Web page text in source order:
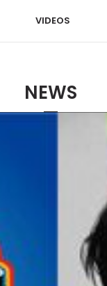
VIDEOS
NEWS